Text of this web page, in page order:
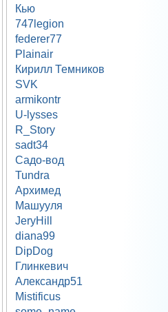
Кью
747legion
federer77
Plainair
Кирилл Темников
SVK
armikontr
U-lysses
R_Story
sadt34
Садо-вод
Tundra
Архимед
Машууля
JeryHill
diana99
DipDog
Глинкевич
Александр51
Mistificus